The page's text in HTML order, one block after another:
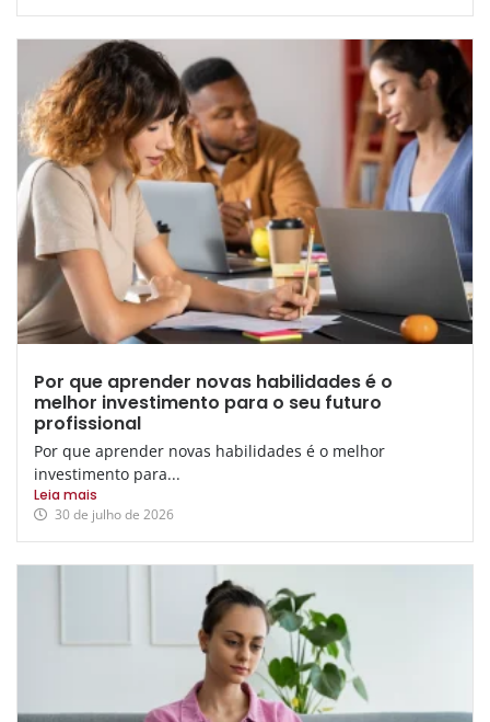
Por que aprender novas habilidades é o
melhor investimento para o seu futuro
profissional
Por que aprender novas habilidades é o melhor
investimento para...
Leia mais
30 de julho de 2026